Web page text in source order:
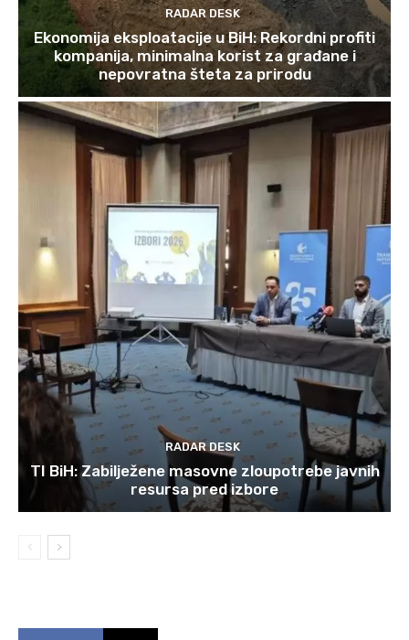
RADAR DESK
Ekonomija eksploatacije u BiH: Rekordni profiti
kompanija, minimalna korist za građane i
nepovratna šteta za prirodu
RADAR DESK
TI BiH: Zabilježene masovne zloupotrebe javnih
resursa pred izbore